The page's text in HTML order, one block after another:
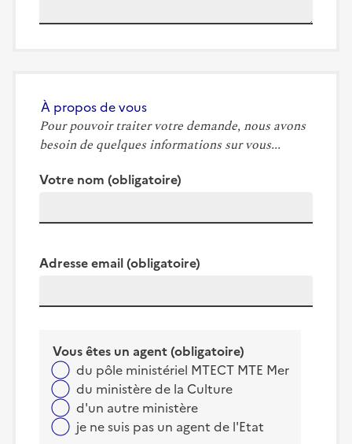
À propos de vous
Pour pouvoir traiter votre demande, nous avons
besoin de quelques informations sur vous...
Votre nom (obligatoire)
Adresse email(obligatoire)
Vous êtes un agent(obligatoire)
du pôle ministériel MTECT MTE Mer
du ministère de la Culture
d'un autre ministère
je ne suis pas un agent de l'Etat